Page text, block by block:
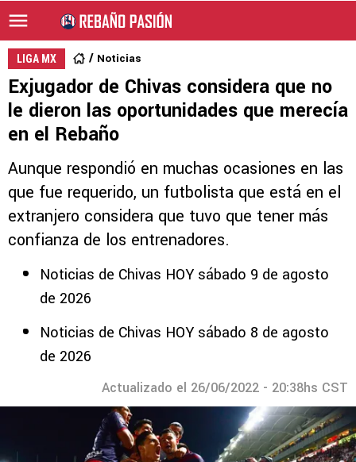
LIGA MX Noticias
Exjugador de Chivas considera que no
le dieron las oportunidades que merecía
en el Rebaño
Aunque respondió en muchas ocasiones en las
que fue requerido, un futbolista que está en el
extranjero considera que tuvo que tener más
confianza de los entrenadores.
Noticias de Chivas HOY sábado 9 de agosto
de 2026
Noticias de Chivas HOY sábado 8 de agosto
de 2026
Actualizado el 26/06/2022 - 20:38hs CST